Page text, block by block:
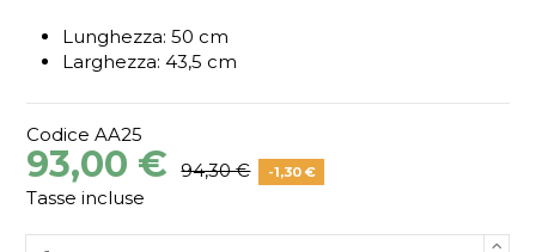
Lunghezza: 50 cm
Larghezza: 43,5 cm
Codice AA25
93,00 € 94,30 € -1,30 €
Tasse incluse